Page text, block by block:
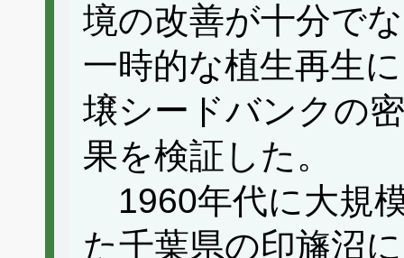
境の改善が十分で
一時的な植生再生
壌シードバンクの
果を検証した。
1960年代に大規
た千葉県の印旛沼